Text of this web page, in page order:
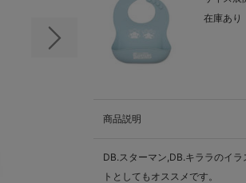
次の画像
在庫あり
商品説明
DB.スターマン,DB.キララのイ
トとしてもオススメです。